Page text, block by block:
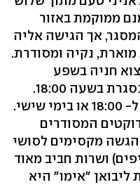
ממוקמת באזור
אך הגישה אליה
נקיה ומסודרת.
חניה בשפע
ברחובות הסמוכים, אך החנות נסגרת בשעה 18:00.
מומלץ, אם כן, להגיע בין 16:00 ל- 18:00 או בימי שישי.
המסודרים
מקסימים לסושי
ושרות חביב מאוד
ליבואן "אימו" היא